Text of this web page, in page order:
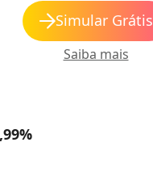
Simular Grátis
Saiba mais